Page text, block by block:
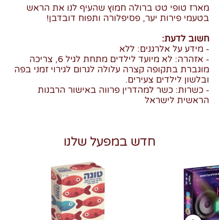
מארז טופי טט ברולה חמוץ שהעיף לנו את הראש
בטעמי פירות יער, פסיפלורה ותפוח דובדבן!
חשוב לדעת:
- מידע על אלרגנים: ללא
- אזהרה: לא מיועד לילדים מתחת לגיל 6, צריכה
מוגברת בתקופה קצרה עלולה לגרום לגירוי זמני בפה
ובלשון לילדים צעירים.
- כשרות: כשר למהדרין פרווה באישור הרבנות
הראשית לישראל
חדש במפעל שלנו